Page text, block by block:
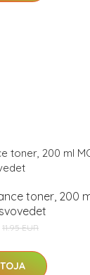
toner, 200
11.95 EUR